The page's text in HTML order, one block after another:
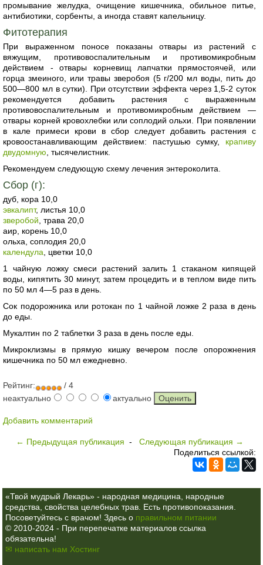
промывание желудка, очищение кишечника, обильное питье,
антибиотики, сорбенты, а иногда ставят капельницу.
Фитотерапия
При выраженном поносе показаны отвары из растений с
вяжущим, противовоспалительным и противомикробным
действием - отвары корневищ лапчатки прямостоячей, или
горца змеиного, или травы зверобоя (5 г/200 мл воды, пить до
500—800 мл в сутки). При отсутствии эффекта через 1,5-2 суток
рекомендуется добавить растения с выраженным
противовоспалительным и противомикробным действием —
отвары корней кровохлебки или соплодий ольхи. При появлении
в кале примеси крови в сбор следует добавить растения с
кровоостанавливающим действием: пастушью сумку, крапиву
двудомную , тысячелистник.
Рекомендуем следующую схему лечения энтероколита.
Сбор (г):
дуб, кора 10,0
эвкалипт, листья 10,0
зверобой , трава 20,0
аир, корень 10,0
ольха, соплодия 20,0
календула , цветки 10,0
1 чайную ложку смеси растений залить 1 стаканом кипящей
воды, кипятить 30 минут, затем процедить и в теплом виде пить
по 50 мл 4—5 раз в день.
Сок подорожника или ротокан по 1 чайной ложке 2 раза в день
до еды.
Мукалтин по 2 таблетки 3 раза в день после еды.
Микроклизмы в прямую кишку вечером после опорожнения
кишечника по 50 мл ежедневно.
Рейтинг:
/ 4
неактуально
актуально
Добавить комментарий
← Предыдущая публикация - Следующая публикация →
Поделиться ссылкой:
«Твой мудрый Лекарь» - народная медицина, народные
средства, свойства целебных трав. Есть противопоказания.
Посоветуйтесь с врачом! Здесь о правильном питании
© 2010-2024 - При перепечатке материалов ссылка
обязательна!
✉ написать нам Хостинг